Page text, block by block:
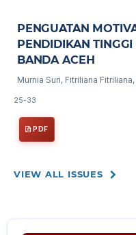
PENGUATAN
PENDIDIKAN TINGGI
BANDA ACEH
Murnia Suri, Fitriliana
25-33
PDF
VIEW ALL ISSUES